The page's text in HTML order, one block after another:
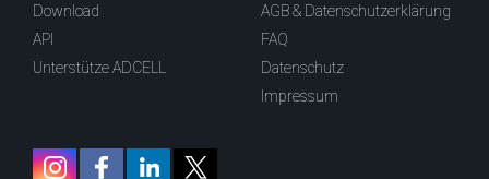
Download
API
Unterstütze ADCELL
AGB & Datenschutzerklärung
FAQ
Datenschutz
Impressum